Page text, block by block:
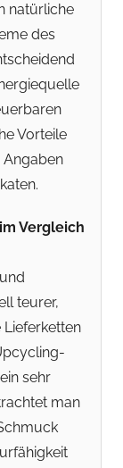
natürliche
des
Vorteile
Angaben
Vergleich
teurer,
Lieferketten
sehr
man